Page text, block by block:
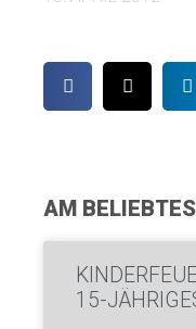
AM
15-